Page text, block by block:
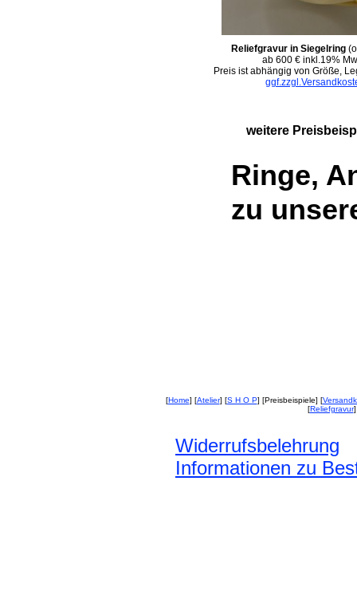
Reliefgravur in Siegelring
ab 600 € inkl.19%
Preis ist abhängig von Größe,
weitere
Ringe,
zu
[Home] [Atelier] [S H O P] [Preisbeispiele] [
[Reliefgravur]
Widerrufsbelehrung
Informationen zu